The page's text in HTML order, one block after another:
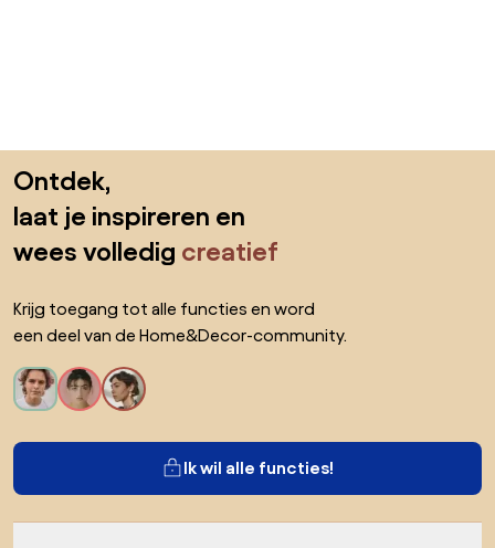
Ontdek,
laat je inspireren en
wees volledig creatief
Krijg toegang tot alle functies en word
een deel van de Home&Decor-community.
Ik wil alle functies!